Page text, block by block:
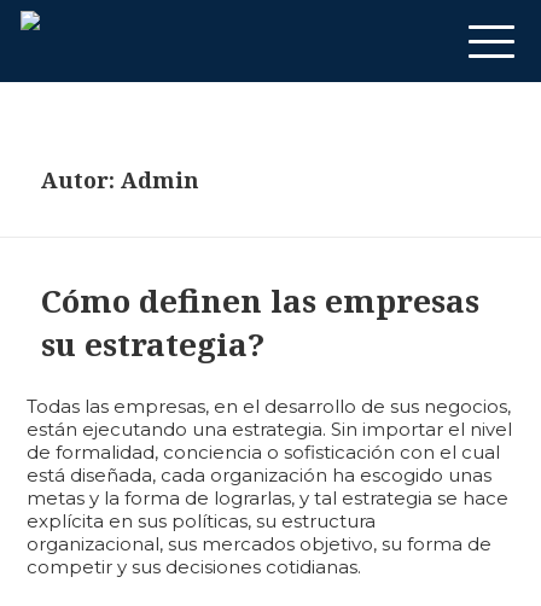
Autor:Admin
Cómo definen las empresas
su estrategia?
Todas las empresas, en el desarrollo de sus negocios,
están ejecutando una estrategia. Sin importar el nivel
de formalidad, conciencia o sofisticación con el cual
está diseñada, cada organización ha escogido unas
metas y la forma de lograrlas, y tal estrategia se hace
explícita en sus políticas, su estructura
organizacional, sus mercados objetivo, su forma de
competir y sus decisiones cotidianas.